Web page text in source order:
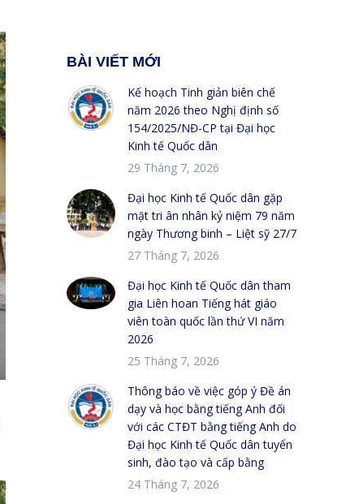
BÀI VIẾT MỚI
Kế hoạch Tinh giản biên chế
năm 2026 theo Nghị định số
154/2025/NĐ-CP tại Đại học
Kinh tế Quốc dân
29 Tháng 7, 2026
Đại học Kinh tế Quốc dân gặp
mặt tri ân nhân kỷ niệm 79 năm
ngày Thương binh – Liệt sỹ 27/7
27 Tháng 7, 2026
Đại học Kinh tế Quốc dân tham
gia Liên hoan Tiếng hát giáo
viên toàn quốc lần thứ VI năm
2026
25 Tháng 7, 2026
Thông báo về việc góp ý Đề án
dạy và học bằng tiếng Anh đối
với các CTĐT bằng tiếng Anh do
Đại học Kinh tế Quốc dân tuyển
sinh, đào tạo và cấp bằng
24 Tháng 7, 2026